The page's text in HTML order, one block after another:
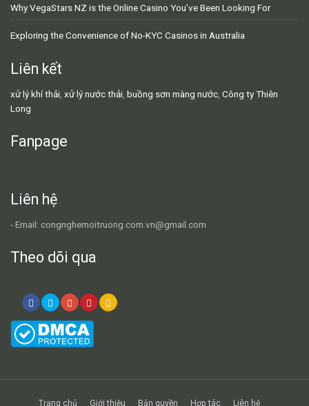
Why VegaStars NZ is the Online Casino You’ve Been Looking For
Exploring the Convenience of No-KYC Casinos in Australia
Liên kết
xử lý khí thải, xử lý nước thải, buồng sơn màng nước, Công ty Thiên
Long
Fanpage
Liên hệ
- Email: congnghemoitruong.com.vn@gmail.com
Theo dõi qua
Trang chủ Giới thiệu Bản quyền Hợp tác Liên hệ